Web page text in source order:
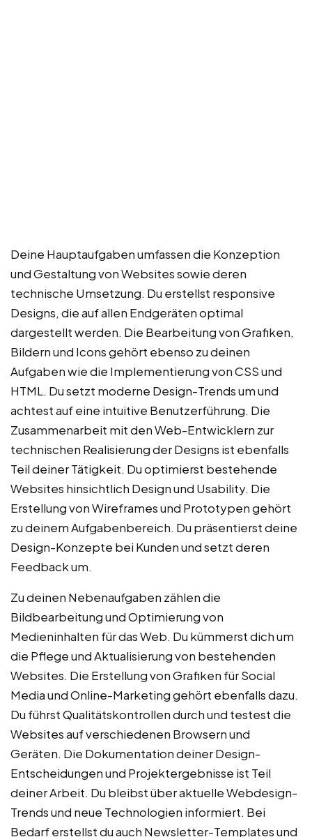
Deine Hauptaufgaben umfassen die Konzeption
und Gestaltung von Websites sowie deren
technische Umsetzung. Du erstellst responsive
Designs, die auf allen Endgeräten optimal
dargestellt werden. Die Bearbeitung von Grafiken,
Bildern und Icons gehört ebenso zu deinen
Aufgaben wie die Implementierung von CSS und
HTML. Du setzt moderne Design-Trends um und
achtest auf eine intuitive Benutzerführung. Die
Zusammenarbeit mit den Web-Entwicklern zur
technischen Realisierung der Designs ist ebenfalls
Teil deiner Tätigkeit. Du optimierst bestehende
Websites hinsichtlich Design und Usability. Die
Erstellung von Wireframes und Prototypen gehört
zu deinem Aufgabenbereich. Du präsentierst deine
Design-Konzepte bei Kunden und setzt deren
Feedback um.
Zu deinen Nebenaufgaben zählen die
Bildbearbeitung und Optimierung von
Medieninhalten für das Web. Du kümmerst dich um
die Pflege und Aktualisierung von bestehenden
Websites. Die Erstellung von Grafiken für Social
Media und Online-Marketing gehört ebenfalls dazu.
Du führst Qualitätskontrollen durch und testest die
Websites auf verschiedenen Browsern und
Geräten. Die Dokumentation deiner Design-
Entscheidungen und Projektergebnisse ist Teil
deiner Arbeit. Du bleibst über aktuelle Webdesign-
Trends und neue Technologien informiert. Bei
Bedarf erstellst du auch Newsletter-Templates und